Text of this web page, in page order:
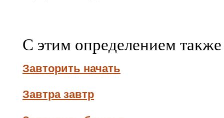
С этим определением
Завторить начать
Завтра завтр